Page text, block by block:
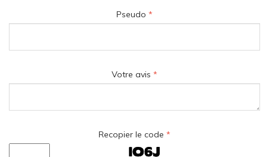
Pseudo *
Votre avis *
Recopier le code *